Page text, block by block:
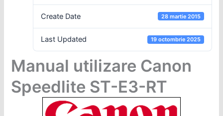
Create Date 28 martie 2015
Last Updated 19 octombrie 2025
Manual utilizare Canon
Speedlite ST-E3-RT